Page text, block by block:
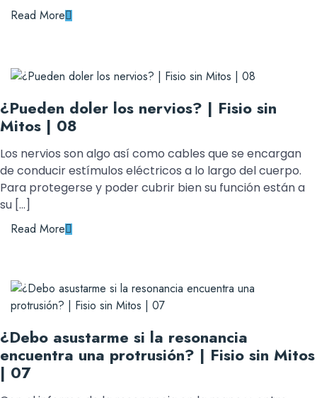
Read More
¿Pueden doler los nervios? | Fisio sin
Mitos | 08
Los nervios son algo así como cables que se encargan
de conducir estímulos eléctricos a lo largo del cuerpo.
Para protegerse y poder cubrir bien su función están a
su […]
Read More
¿Debo asustarme si la resonancia
encuentra una protrusión? | Fisio sin Mitos
| 07